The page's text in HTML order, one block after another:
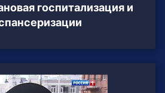
госпитализация и